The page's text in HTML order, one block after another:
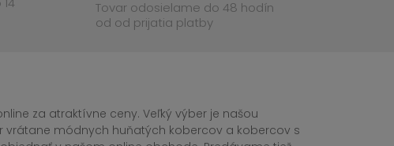
Tovar odosielame do 48 hodín
od od prijatia platby
za atraktívne ceny. Veľký výber je našou
vrátane módnych huňatých kobercov a kobercov s